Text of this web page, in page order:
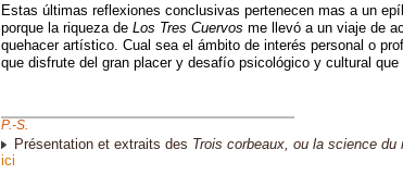
Estas últimas reflexiones conclusivas pertenecen mas a un
porque la riqueza de Los Tres Cuervos me llevó a un viaje de
quehacer artístico. Cual sea el ámbito de interés personal o
que disfrute del gran placer y desafío psicológico y cultural que
P.-S.
Présentation et extraits des Trois corbeaux, ou la science
ici